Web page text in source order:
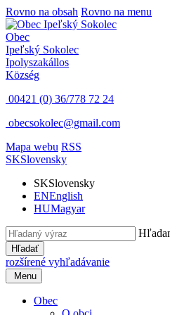
Rovno na obsah Rovno na menu
Obec
Ipeľský Sokolec
Ipolyszakállos
Község
00421 (0) 36/778 72 24
obecsokolec@gmail.com
Mapa webu RSS
SKSlovensky
SKSlovensky
ENEnglish
HUMagyar
Hľadať
rozšírené vyhľadávanie
Menu
Obec